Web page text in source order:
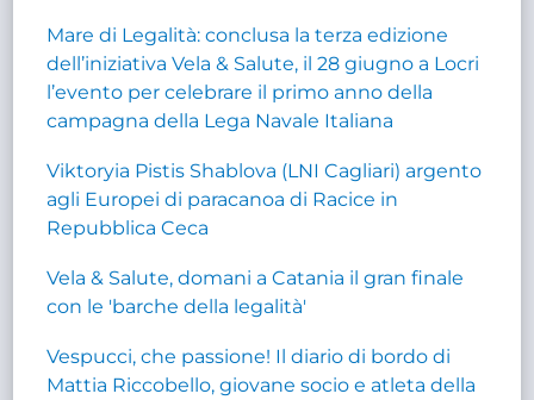
Mare di Legalità: conclusa la terza edizione
dell’iniziativa Vela & Salute, il 28 giugno a Locri
l’evento per celebrare il primo anno della
campagna della Lega Navale Italiana
Viktoryia Pistis Shablova (LNI Cagliari) argento
agli Europei di paracanoa di Racice in
Repubblica Ceca
Vela & Salute, domani a Catania il gran finale
con le 'barche della legalità'
Vespucci, che passione! Il diario di bordo di
Mattia Riccobello, giovane socio e atleta della